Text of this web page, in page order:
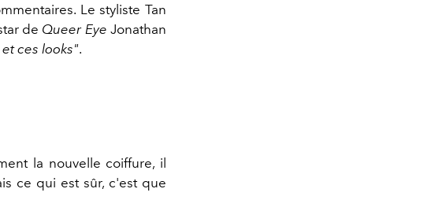
Le styliste Tan
de Queer Eye Jonathan
ces looks".
la nouvelle coiffure, il
ce qui est sûr, c'est que